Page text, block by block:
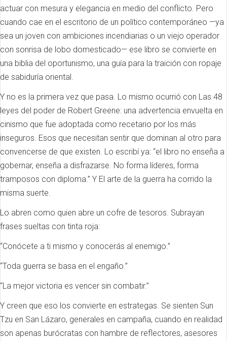
actuar con mesura y elegancia en medio del conflicto. Pero
cuando cae en el escritorio de un político contemporáneo —ya
sea un joven con ambiciones incendiarias o un viejo operador
con sonrisa de lobo domesticado— ese libro se convierte en
una biblia del oportunismo, una guía para la traición con ropaje
de sabiduría oriental.
Y no es la primera vez que pasa. Lo mismo ocurrió con Las 48
leyes del poder de Robert Greene: una advertencia envuelta en
cinismo que fue adoptada como recetario por los más
inseguros. Esos que necesitan sentir que dominan al otro para
convencerse de que existen. Lo escribí ya: “el libro no enseña a
gobernar, enseña a disfrazarse. No forma líderes, forma
tramposos con diploma.” Y El arte de la guerra ha corrido la
misma suerte.
Lo abren como quien abre un cofre de tesoros. Subrayan
frases sueltas con tinta roja:
“Conócete a ti mismo y conocerás al enemigo.”
“Toda guerra se basa en el engaño.”
“La mejor victoria es vencer sin combatir.”
Y creen que eso los convierte en estrategas. Se sienten Sun
Tzu en San Lázaro, generales en campaña, cuando en realidad
son apenas burócratas con hambre de reflectores, asesores